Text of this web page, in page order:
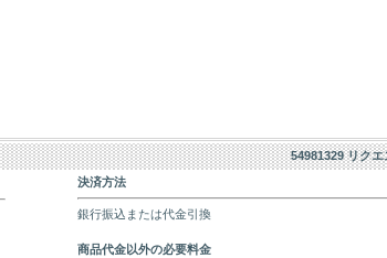
54981329 リク
決済方法
銀行振込または代金引換
商品代金以外の必要料金